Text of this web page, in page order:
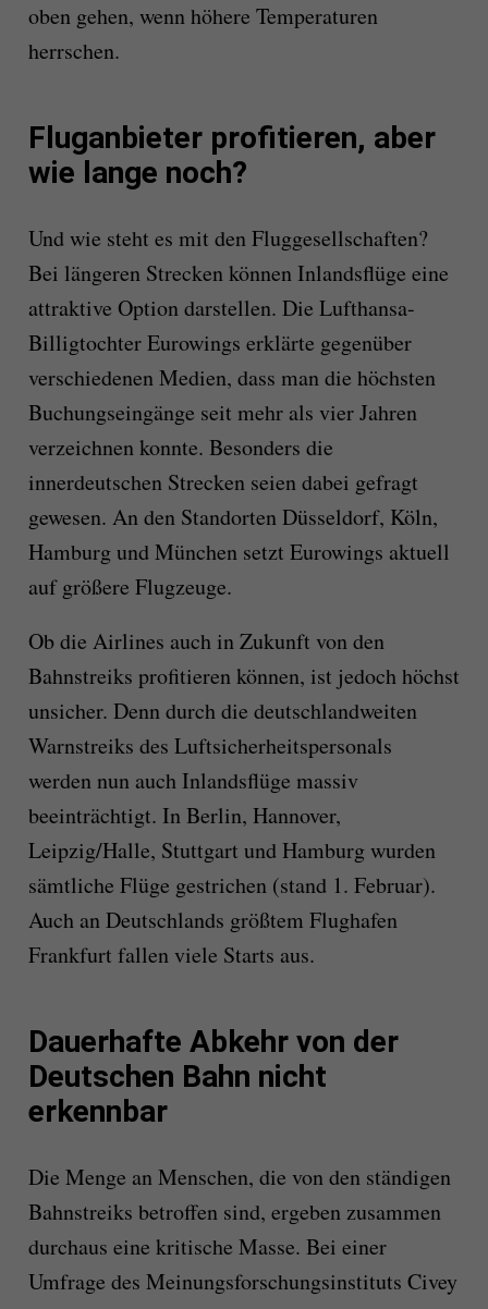
oben gehen, wenn höhere Temperaturen
herrschen.
Fluganbieter profitieren, aber
wie lange noch?
Und wie steht es mit den Fluggesellschaften?
Bei längeren Strecken können Inlandsflüge eine
attraktive Option darstellen. Die Lufthansa-
Billigtochter Eurowings erklärte gegenüber
verschiedenen Medien, dass man die höchsten
Buchungseingänge seit mehr als vier Jahren
verzeichnen konnte. Besonders die
innerdeutschen Strecken seien dabei gefragt
gewesen. An den Standorten Düsseldorf, Köln,
Hamburg und München setzt Eurowings aktuell
auf größere Flugzeuge.
Ob die Airlines auch in Zukunft von den
Bahnstreiks profitieren können, ist jedoch höchst
unsicher. Denn durch die deutschlandweiten
Warnstreiks des Luftsicherheitspersonals
werden nun auch Inlandsflüge massiv
beeinträchtigt. In Berlin, Hannover,
Leipzig/Halle, Stuttgart und Hamburg wurden
sämtliche Flüge gestrichen (stand 1. Februar).
Auch an Deutschlands größtem Flughafen
Frankfurt fallen viele Starts aus.
Dauerhafte Abkehr von der
Deutschen Bahn nicht
erkennbar
Die Menge an Menschen, die von den ständigen
Bahnstreiks betroffen sind, ergeben zusammen
durchaus eine kritische Masse. Bei einer
Umfrage des Meinungsforschungsinstituts Civey